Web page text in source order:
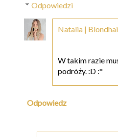
Odpowiedzi
Natalia |
W takim razie
podróży. :D :*
Odpowiedz